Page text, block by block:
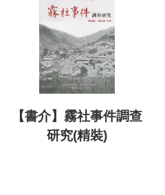
【書介】霧社事件調查
研究(精裝)